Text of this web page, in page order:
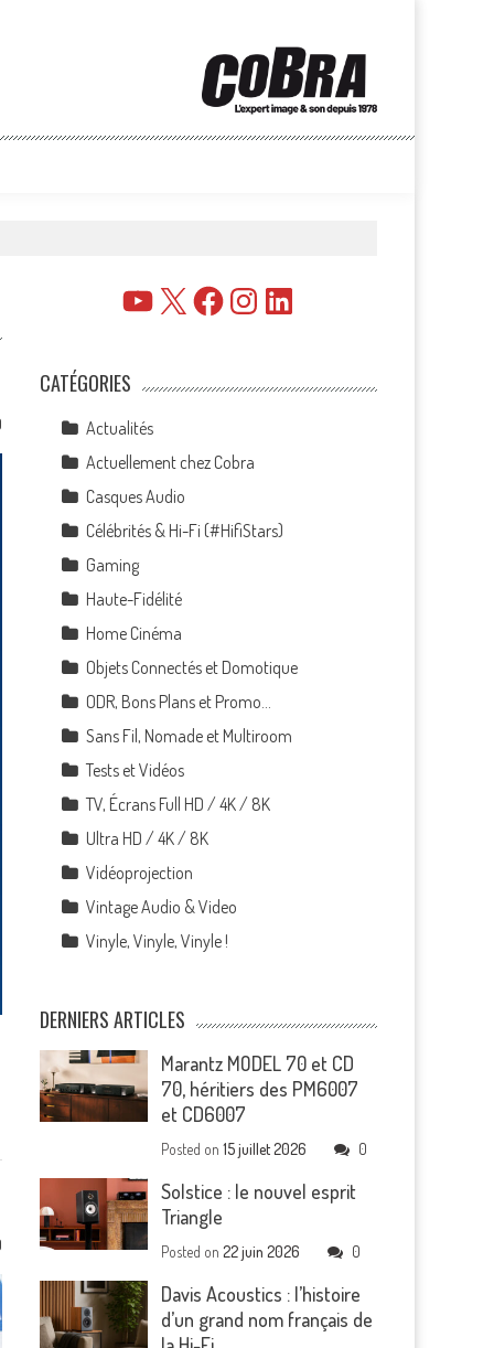
YouTube
X FacebookInstagramLinkedIn
CATÉGORIES
Actualités
Actuellement chez Cobra
Casques Audio
Célébrités & Hi-Fi (#HifiStars)
Gaming
Haute-Fidélité
Home Cinéma
Objets Connectés et Domotique
ODR, Bons Plans et Promo…
Sans Fil, Nomade et Multiroom
Tests et Vidéos
TV, Écrans Full HD / 4K / 8K
Ultra HD / 4K / 8K
Vidéoprojection
Vintage Audio & Video
Vinyle, Vinyle, Vinyle !
DERNIERS ARTICLES
Marantz MODEL 70 et CD
70, héritiers des PM6007
et CD6007
Posted on15 juillet 2026 0
Solstice : le nouvel esprit
Triangle
Posted on22 juin 2026 0
Davis Acoustics : l’histoire
d’un grand nom français de